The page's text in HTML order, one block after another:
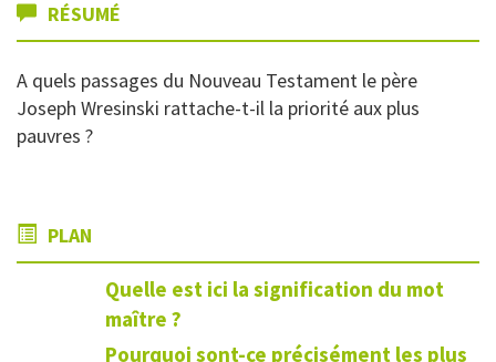
RÉSUMÉ
A quels passages du Nouveau Testament le père
Joseph Wresinski rattache-t-il la priorité aux plus
pauvres ?
PLAN
Quelle est ici la signification du mot
maître ?
Pourquoi sont-ce précisément les plus